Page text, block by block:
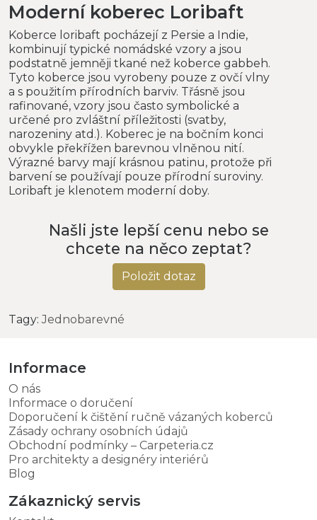
Moderní koberec Loribaft
Koberce loribaft pocházejí z Persie a Indie,
kombinují typické nomádské vzory a jsou
podstatně jemněji tkané než koberce gabbeh.
Tyto koberce jsou vyrobeny pouze z ovčí vlny
a s použitím přírodních barviv. Třásně jsou
rafinované, vzory jsou často symbolické a
určené pro zvláštní příležitosti (svatby,
narozeniny atd.). Koberec je na bočním konci
obvykle překřížen barevnou vlněnou nití.
Výrazné barvy mají krásnou patinu, protože při
barvení se používají pouze přírodní suroviny.
Loribaft je klenotem moderní doby.
Našli jste lepší cenu nebo se
chcete na něco zeptat?
Položit dotaz
Tagy:Jednobarevné
Informace
O nás
Informace o doručení
Doporučení k čištění ručně vázaných koberců
Zásady ochrany osobních údajů
Obchodní podmínky – Carpeteria.cz
Pro architekty a designéry interiérů
Blog
Zákaznický servis